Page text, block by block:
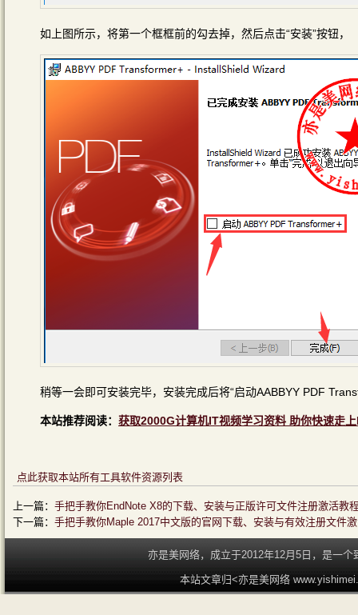
如上图所示，将第一个框框前的勾去掉，然后点击“安装”按钮，
稍等一会即可安装完毕，安装完成后将“启动AABBYY PDF
本站推荐阅读： 获取2000G计算机IT视频学习资料 助你快速走
点此获取本站所有工具软件资源列表
上一篇： 手把手教你EndNote X8的下载、安装与正版许可文件注册激活教
下一篇： 手把手教你Maple 2017中文版的官网下载、安装与有效注册文件
亦是美网络，成立于2012年12月5日，是一
本站文章归<亦是美网络